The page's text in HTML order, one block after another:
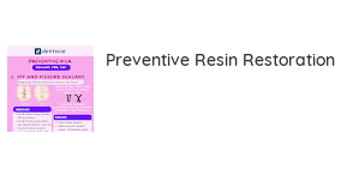
Preventive Resin Restoration